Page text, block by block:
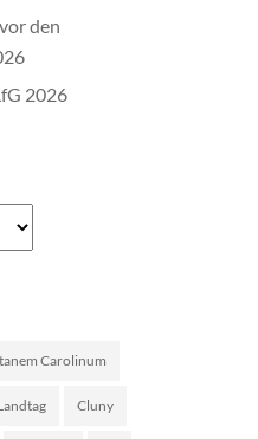
den
2026
Carolinum
Cluny